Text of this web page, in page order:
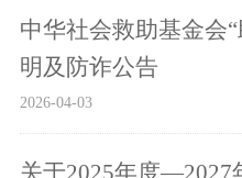
中华社会救助基金会
明及防诈公告
2026-04-03
关于2025年度—2027